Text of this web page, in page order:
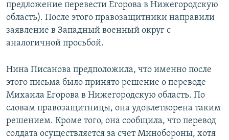
предложение перевести Егорова в Нижегородскую
область). После этого правозащитники направили
заявление в Западный военный округ с
аналогичной просьбой.
Нина Писанова предположила, что именно после
этого письма было принято решение о переводе
Михаила Егорова в Нижегородскую область. По
словам правозащитницы, она удовлетворена таким
решением. Кроме того, она сообщила, что перевод
солдата осуществляется за счет Минобороны, хотя